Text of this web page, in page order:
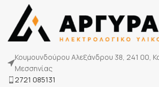
Κουμουνδούρου Αλεξάνδρου 38, 241 00,
Μεσσηνίας
2721 085131